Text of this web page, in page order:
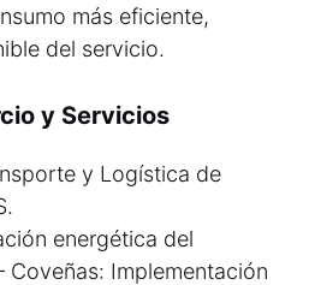
más eficiente,
del servicio.
y Servicios
y Logística de
energética del
Coveñas: Implementación